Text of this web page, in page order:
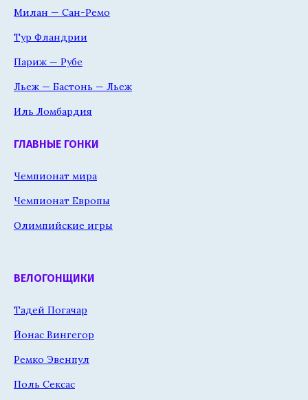
Милан — Сан-Ремо
Тур Фландрии
Париж — Рубе
Льеж — Бастонь — Льеж
Иль Ломбардия
ГЛАВНЫЕ ГОНКИ
Чемпионат мира
Чемпионат Европы
Олимпийские игры
ВЕЛОГОНЩИКИ
Тадей Погачар
Йонас Вингегор
Ремко Эвенпул
Поль Сексас